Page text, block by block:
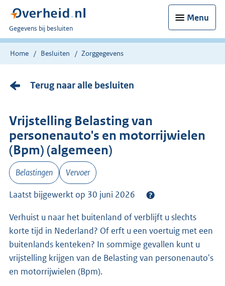
Menu
U
bent
nu
Gegevens bij besluiten
Home Besluiten Zorggegevens
Terug naar alle besluiten
Vrijstelling Belasting van
personenauto's en motorrijwielen
(Bpm) (algemeen)
Belastingen
Vervoer
Laatst bijgewerkt op 30 juni 2026
Verhuist u naar het buitenland of verblijft u slechts
korte tijd in Nederland? Of erft u een voertuig met een
buitenlands kenteken? In sommige gevallen kunt u
vrijstelling krijgen van de Belasting van personenauto's
en motorrijwielen (Bpm).